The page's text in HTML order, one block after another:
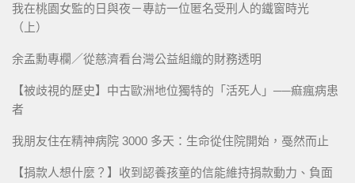
我在桃園女監的日與夜－專訪一位匿名受刑人的鐵窗時光
（上）
余孟勳專欄／從慈濟看台灣公益組織的財務透明
【被歧視的歷史】中古歐洲地位獨特的「活死人」──痲瘋病患
者
我朋友住在精神病院 3000 多天：生命從住院開始，戞然而止
【捐款人想什麼？】收到認養孩童的信能維持捐款動力、負面